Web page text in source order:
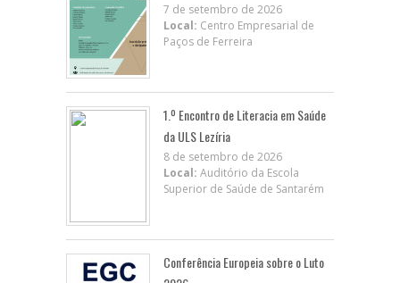
7 de setembro de 2026
Local: Centro Empresarial de
Paços de Ferreira
1.º Encontro de Literacia em Saúde
da ULS Lezíria
8 de setembro de 2026
Local: Auditório da Escola
Superior de Saúde de Santarém
Conferência Europeia sobre o Luto